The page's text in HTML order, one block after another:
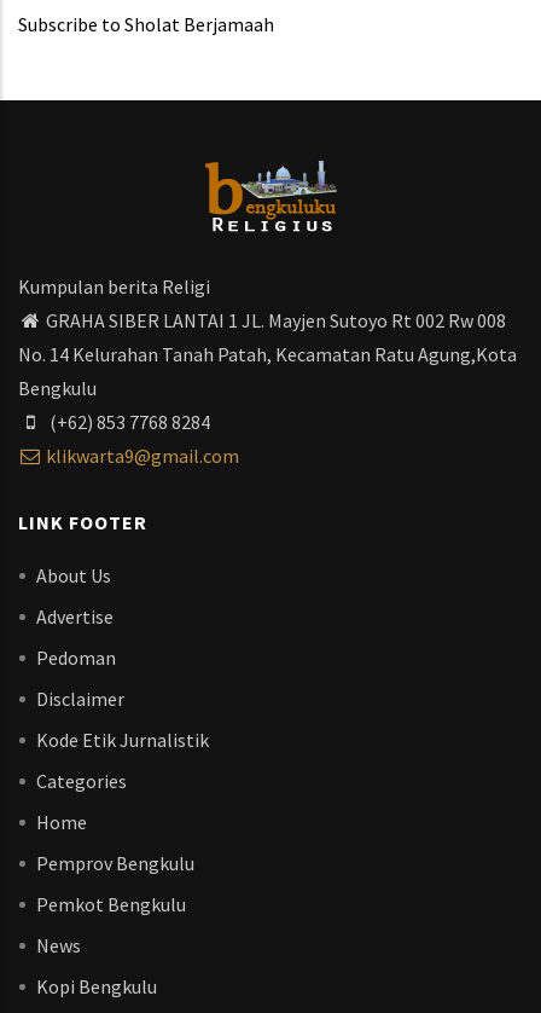
Subscribe to Sholat Berjamaah
Kumpulan berita Religi
GRAHA SIBER LANTAI 1 JL. Mayjen Sutoyo Rt 002 Rw 008
No. 14 Kelurahan Tanah Patah, Kecamatan Ratu Agung,Kota
Bengkulu
(+62) 853 7768 8284
klikwarta9@gmail.com
LINK FOOTER
About Us
Advertise
Pedoman
Disclaimer
Kode Etik Jurnalistik
Categories
Home
Pemprov Bengkulu
Pemkot Bengkulu
News
Kopi Bengkulu